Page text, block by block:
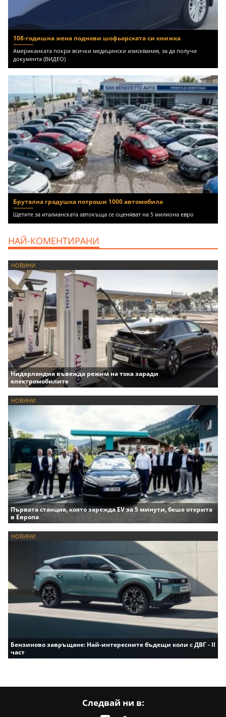
108-годишна жена поднови шофьорската си книжка
Американката покри всички медицински изисквания, за да получи
документа (ВИДЕО)
Брутална градушка потроши 1000 автомобила
Щетите за италианската автокъща се оценяват на 5 милиона евро
НАЙ-КОМЕНТИРАНИ
НОВИНИ
Нидерландия въвежда режим на тока заради
електромобилите
НОВИНИ
Първата станция, която зарежда EV за 5 минути, беше открита
в Европа
НОВИНИ
Бензиново завръщане: Най-интересните бъдещи коли с ДВГ - II
част
Следвай ни в: